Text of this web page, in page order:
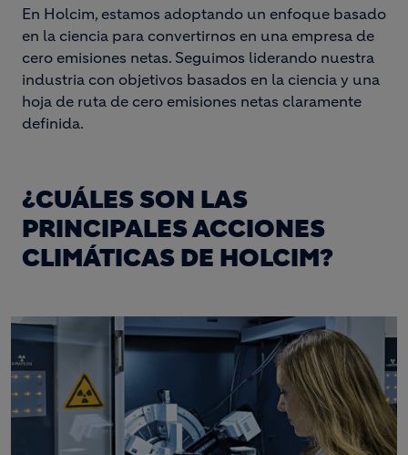
En Holcim, estamos adoptando un enfoque basado
en la ciencia para convertirnos en una empresa de
cero emisiones netas. Seguimos liderando nuestra
industria con objetivos basados ​​en la ciencia y una
hoja de ruta de cero emisiones netas claramente
definida.
¿CUÁLES SON LAS
PRINCIPALES ACCIONES
CLIMÁTICAS DE HOLCIM?